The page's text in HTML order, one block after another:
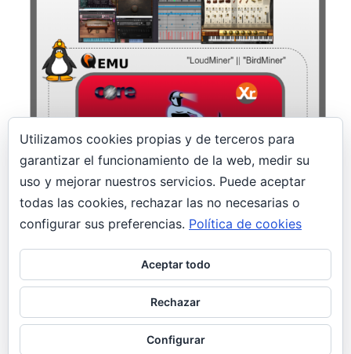
14 enero, 2020
¡Un minero en el estudio! LoudMiner |
BirdMiner
Profesionales de la postproducción musical son
las nuevas víctimas de un malware minero
llamado LoudMiner; oculto en máquinas vituales
para Mac OS X y Windows.
Utilizamos cookies propias y de terceros para
garantizar el funcionamiento de la web, medir su
uso y mejorar nuestros servicios. Puede aceptar
todas las cookies, rechazar las no necesarias o
configurar sus preferencias. Política de cookies
Aceptar todo
Rechazar
Configurar